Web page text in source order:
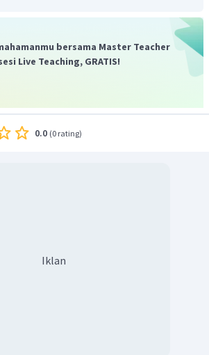
bersama Master Teacher
Live Teaching, GRATIS!
0.0 (0 rating)
Iklan